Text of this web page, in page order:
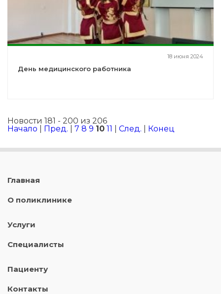
18 июня 2024
День медицинского работника
Новости 181 - 200 из 206
Начало
Пред. 7 8 9 10 11 След. Конец
Главная
О поликлинике
Услуги
Специалисты
Пациенту
Контакты